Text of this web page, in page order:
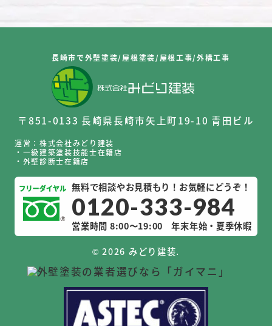
長崎市で外壁塗装/屋根塗装/屋根工事/外構工事
〒851-0133 長崎県長崎市矢上町19-10 青田ビル
運営：株式会社みどり建装
・一級建築塗装技能士在籍店
・外壁診断士在籍店
無料で相談やお見積もり！お気軽にどうぞ！
0120-333-984
営業時間 8:00〜19:00 年末年始・夏季休暇
©2026 みどり建装.